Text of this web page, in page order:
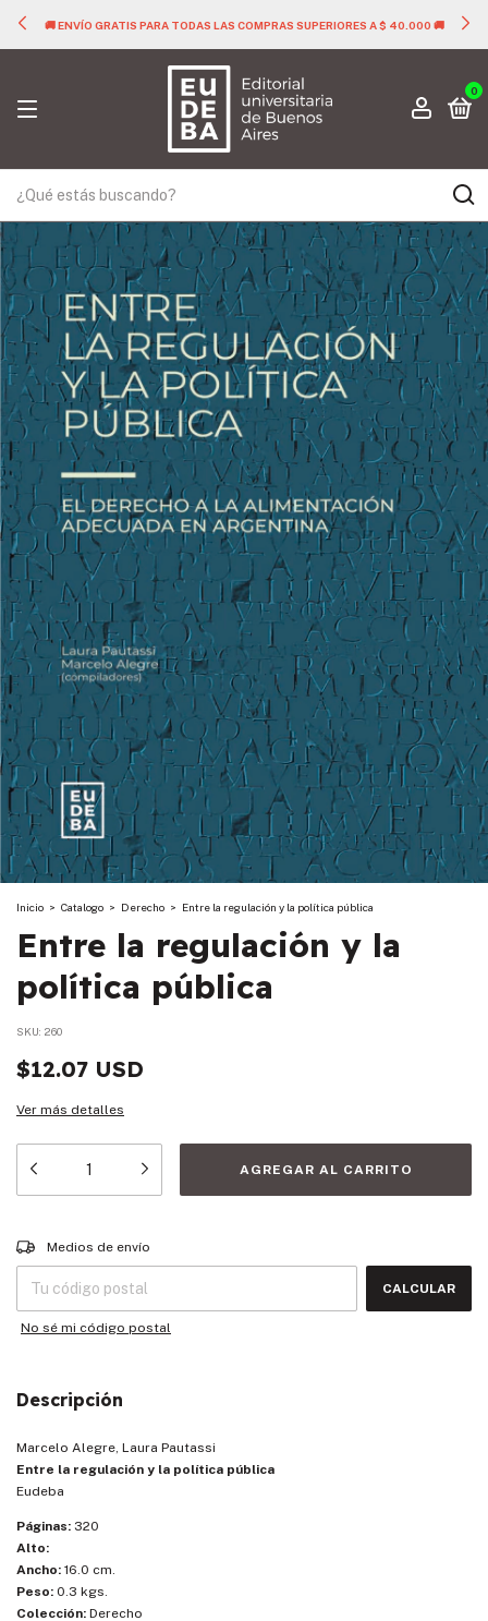
🚚 ENVÍO GRATIS PARA TODAS LAS COMPRAS SUPERIORES A $ 40.000 🚚
0
Inicio > Catalogo > Derecho > Entre la regulación y la política pública
Entre la regulación y la
política pública
SKU: 260
$12.07 USD
Ver más detalles
Entregas para el CP:
Medios de envío
CALCULAR
No sé mi código postal
Descripción
Marcelo Alegre, Laura Pautassi
Entre la regulación y la política pública
Eudeba
Páginas: 320
Alto:
Ancho: 16.0 cm.
Peso: 0.3 kgs.
Colección: Derecho